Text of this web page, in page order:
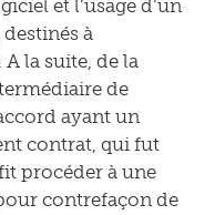
et l’usage d’un
à
la suite, de la
de
ayant un
contrat, qui fut
procéder à une
contrefaçon de